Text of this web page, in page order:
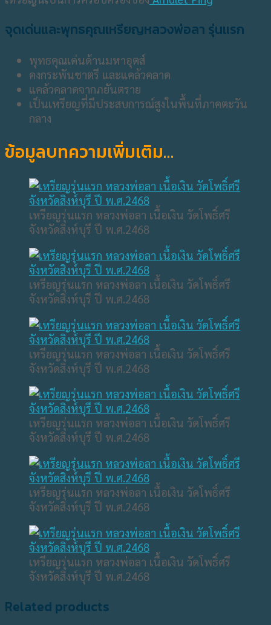
จุดเด่นและพุทธคุณเหรียญหลวงพ่อลา รุ่นแรก
พุทธคุณเด่นด้านมหาอุตส์
คงกระพันชาตรี และแคล้วคลาด
แคล้วคลาดจากภยันตราย
เป็นเหรียญที่มีประสบการณ์สูงในพื้นที่ภาคตะวัน
กลาง
ข้อมูลบทความเพิ่มเติม…
เหรียญรุ่นแรก หลวงพ่อลา เนื้อเงิน วัดโพธิ์ศรี
จังหวัดสิงห์บุรี ปี พ.ศ.2468
เหรียญรุ่นแรก หลวงพ่อลา เนื้อเงิน วัดโพธิ์ศรี
จังหวัดสิงห์บุรี ปี พ.ศ.2468
เหรียญรุ่นแรก หลวงพ่อลา เนื้อเงิน วัดโพธิ์ศรี
จังหวัดสิงห์บุรี ปี พ.ศ.2468
เหรียญรุ่นแรก หลวงพ่อลา เนื้อเงิน วัดโพธิ์ศรี
จังหวัดสิงห์บุรี ปี พ.ศ.2468
เหรียญรุ่นแรก หลวงพ่อลา เนื้อเงิน วัดโพธิ์ศรี
จังหวัดสิงห์บุรี ปี พ.ศ.2468
เหรียญรุ่นแรก หลวงพ่อลา เนื้อเงิน วัดโพธิ์ศรี
จังหวัดสิงห์บุรี ปี พ.ศ.2468
Related products